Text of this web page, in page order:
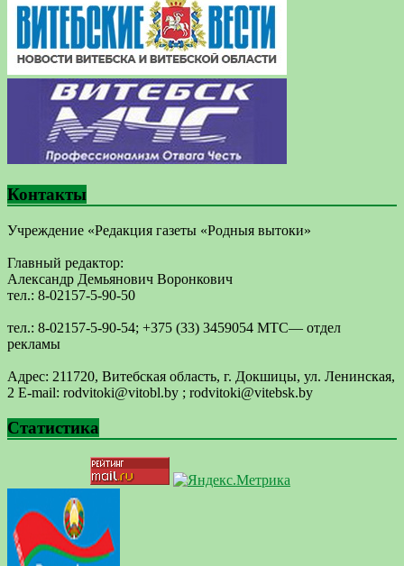
Контакты
Учреждение «Редакция газеты «Родныя вытоки»
Главный редактор:
Александр Демьянович Воронкович
тел.: 8-02157-5-90-50
тел.: 8-02157-5-90-54; +375 (33) 3459054 МТС— отдел
рекламы
Адрес: 211720, Витебская область, г. Докшицы, ул. Ленинская,
2 E-mail: ​rodvitoki@​​vitobl​.by ; rodvitoki@vitebsk.by
Статистика